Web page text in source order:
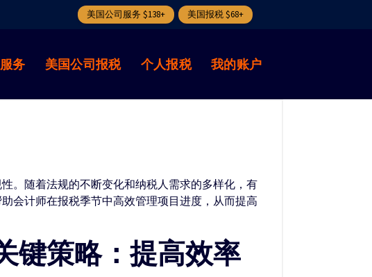
美国公司服务 $138+ 美国报税 $68+
务 美国公司报税 个人报税 我的账户
。随着法规的不断变化和纳税人需求的多样化，有
会计师在报税季节中高效管理项目进度，从而提高
键策略：提高效率